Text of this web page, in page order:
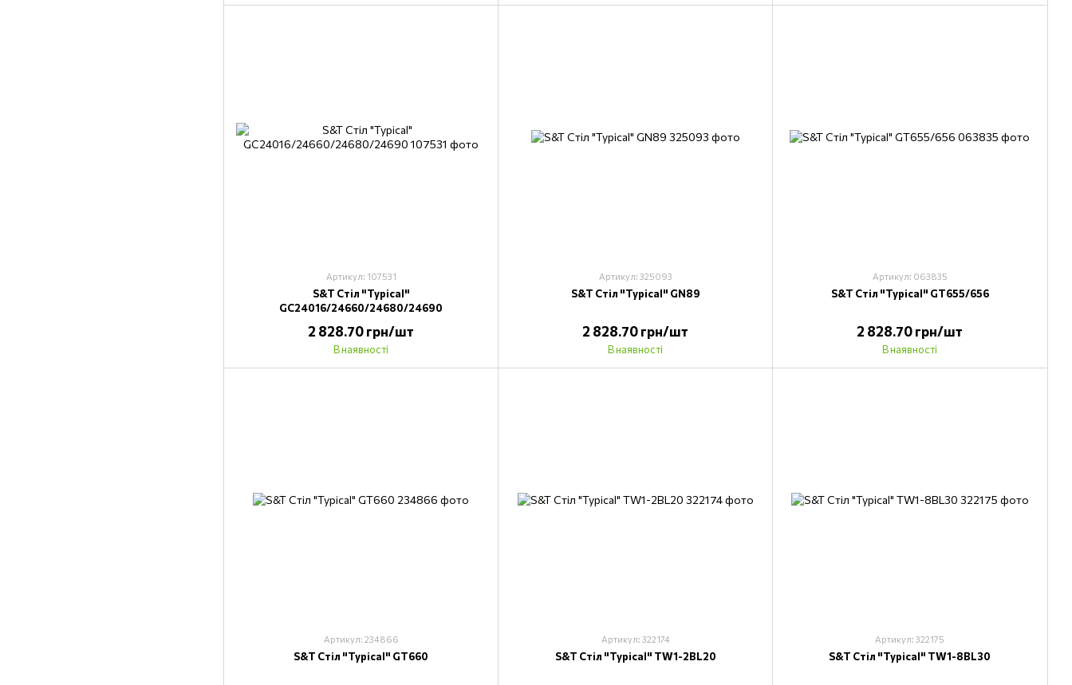
Артикул: 107531
S&T Стіл "Typical"
GC24016/24660/24680/24690
2 828.70 грн/шт
В наявності
Артикул: 325093
S&T Стіл "Typical" GN89
2 828.70 грн/шт
В наявності
Артикул: 063835
S&T Стіл "Typical" GT655/656
2 828.70 грн/шт
В наявності
Артикул: 234866
S&T Стіл "Typical" GT660
Артикул: 322174
S&T Стіл "Typical" TW1-2BL20
Артикул: 322175
S&T Стіл "Typical" TW1-8BL30